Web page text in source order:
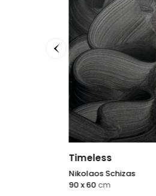
Timeless
Nikolaos Schizas
90 x 60 cm